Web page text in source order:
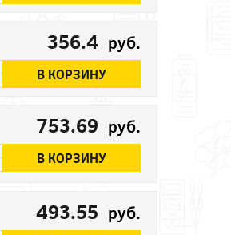
356.4 руб.
В КОРЗИНУ
753.69 руб.
В КОРЗИНУ
493.55 руб.